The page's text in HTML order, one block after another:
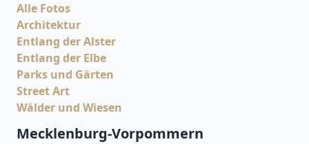
Alle Fotos
Architektur
Entlang der Alster
Entlang der Elbe
Parks und Gärten
Street Art
Wälder und Wiesen
Mecklenburg-Vorpommern